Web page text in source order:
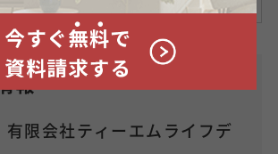
報
有限会社ティーエムライフデ